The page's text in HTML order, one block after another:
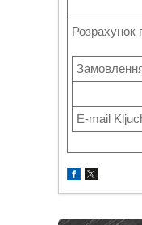
Розрахунок
Е-mail